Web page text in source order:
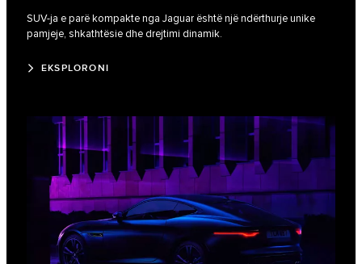
SUV-ja e parë kompakte nga Jaguar është një ndërthurje unike
pamjeje, shkathtësie dhe drejtimi dinamik.
EKSPLORONI